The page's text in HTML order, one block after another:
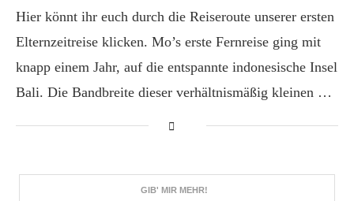
Hier könnt ihr euch durch die Reiseroute unserer ersten
Elternzeitreise klicken. Mo’s erste Fernreise ging mit
knapp einem Jahr, auf die entspannte indonesische Insel
Bali. Die Bandbreite dieser verhältnismäßig kleinen …
GIB' MIR MEHR!